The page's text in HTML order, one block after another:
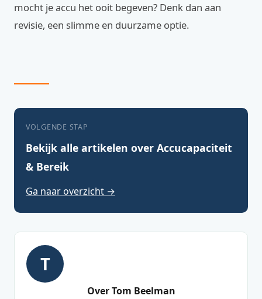
mocht je accu het ooit begeven? Denk dan aan
revisie, een slimme en duurzame optie.
VOLGENDE STAP
Bekijk alle artikelen over Accucapaciteit
& Bereik
Ga naar overzicht →
T
Over Tom Beelman